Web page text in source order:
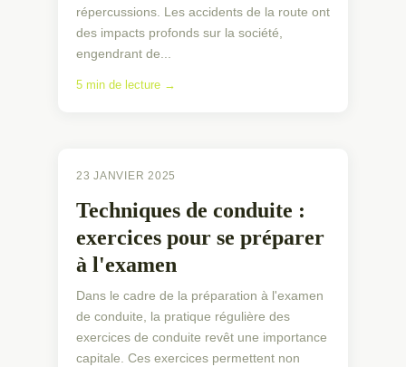
répercussions. Les accidents de la route ont
des impacts profonds sur la société,
engendrant de...
5 min de lecture →
EXERCICES PRATIQUES
23 JANVIER 2025
Techniques de conduite :
exercices pour se préparer
à l'examen
Dans le cadre de la préparation à l'examen
de conduite, la pratique régulière des
exercices de conduite revêt une importance
capitale. Ces exercices permettent non